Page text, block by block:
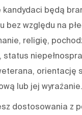
kandydaci będą
bez względu na
religię,
status
orientację
lub jej wyrażanie.
dostosowania z